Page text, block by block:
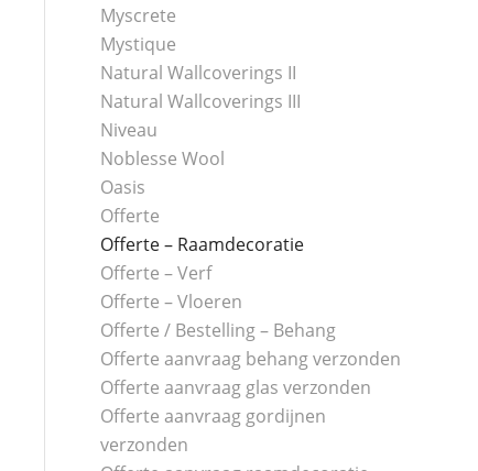
Myscrete
Mystique
Natural Wallcoverings II
Natural Wallcoverings III
Niveau
Noblesse Wool
Oasis
Offerte
Offerte – Raamdecoratie
Offerte – Verf
Offerte – Vloeren
Offerte / Bestelling – Behang
Offerte aanvraag behang verzonden
Offerte aanvraag glas verzonden
Offerte aanvraag gordijnen
verzonden